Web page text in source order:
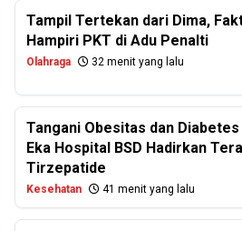
Tampil Tertekan dari Dima,
Hampiri PKT di Adu Penalti
Olahraga 32 menit yang lalu
Tangani Obesitas dan
Eka Hospital BSD Hadirkan
Tirzepatide
Kesehatan 41 menit yang lalu